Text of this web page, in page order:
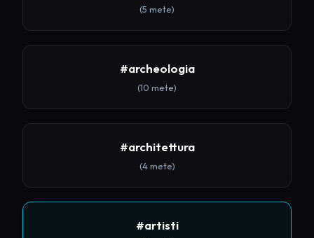
(5 mete)
#archeologia
(10 mete)
#architettura
(4 mete)
#artisti